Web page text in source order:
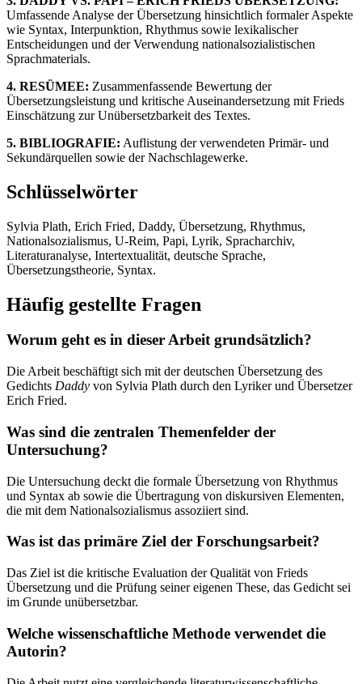
Umfassende Analyse der Übersetzung hinsichtlich formaler Aspekte
wie Syntax, Interpunktion, Rhythmus sowie lexikalischer
Entscheidungen und der Verwendung nationalsozialistischen
Sprachmaterials.
4. RESÜMEE: Zusammenfassende Bewertung der
Übersetzungsleistung und kritische Auseinandersetzung mit Frieds
Einschätzung zur Unübersetzbarkeit des Textes.
5. BIBLIOGRAFIE: Auflistung der verwendeten Primär- und
Sekundärquellen sowie der Nachschlagewerke.
Schlüsselwörter
Sylvia Plath, Erich Fried, Daddy, Übersetzung, Rhythmus,
Nationalsozialismus, U-Reim, Papi, Lyrik, Spracharchiv,
Literaturanalyse, Intertextualität, deutsche Sprache,
Übersetzungstheorie, Syntax.
Häufig gestellte Fragen
Worum geht es in dieser Arbeit grundsätzlich?
Die Arbeit beschäftigt sich mit der deutschen Übersetzung des
Gedichts Daddy von Sylvia Plath durch den Lyriker und Übersetzer
Erich Fried.
Was sind die zentralen Themenfelder der
Untersuchung?
Die Untersuchung deckt die formale Übersetzung von Rhythmus
und Syntax ab sowie die Übertragung von diskursiven Elementen,
die mit dem Nationalsozialismus assoziiert sind.
Was ist das primäre Ziel der Forschungsarbeit?
Das Ziel ist die kritische Evaluation der Qualität von Frieds
Übersetzung und die Prüfung seiner eigenen These, das Gedicht sei
im Grunde unübersetzbar.
Welche wissenschaftliche Methode verwendet die
Autorin?